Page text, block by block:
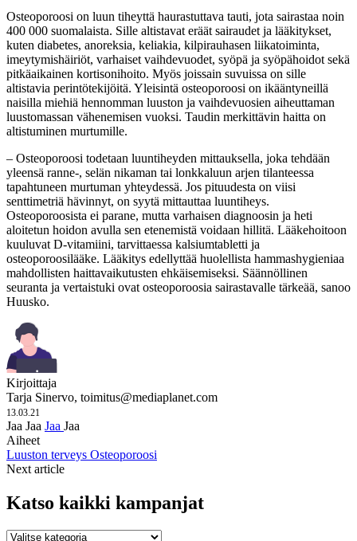
Osteoporoosi on luun tiheyttä haurastuttava tauti, jota sairastaa noin
400 000 suomalaista. Sille altistavat eräät sairaudet ja lääkitykset,
kuten diabetes, anoreksia, keliakia, kilpirauhasen liikatoiminta,
imeytymishäiriöt, varhaiset vaihdevuodet, syöpä ja syöpähoidot sekä
pitkäaikainen kortisonihoito. Myös joissain suvuissa on sille
altistavia perintötekijöitä. Yleisintä osteoporoosi on ikääntyneillä
naisilla miehiä hennomman luuston ja vaihdevuosien aiheuttaman
luustomassan vähenemisen vuoksi. Taudin merkittävin haitta on
altistuminen murtumille.
– Osteoporoosi todetaan luuntiheyden mittauksella, joka tehdään
yleensä ranne-, selän nikaman tai lonkkaluun arjen tilanteessa
tapahtuneen murtuman yhteydessä. Jos pituudesta on viisi
senttimetriä hävinnyt, on syytä mittauttaa luuntiheys.
Osteoporoosista ei parane, mutta varhaisen diagnoosin ja heti
aloitetun hoidon avulla sen etenemistä voidaan hillitä. Lääkehoitoon
kuuluvat D-vitamiini, tarvittaessa kalsiumtabletti ja
osteoporoosilääke. Lääkitys edellyttää huolellista hammashygieniaa
mahdollisten haittavaikutusten ehkäisemiseksi. Säännöllinen
seuranta ja vertaistuki ovat osteoporoosia sairastavalle tärkeää, sanoo
Huusko.
Kirjoittaja
Tarja Sinervo, toimitus@mediaplanet.com
13.03.21
Jaa Jaa Jaa Jaa
Aiheet
Luuston terveys Osteoporoosi
Next article
Katso kaikki kampanjat
Katso